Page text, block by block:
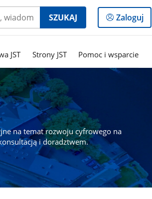
SZUKAJ
Logowanie
do
Zaloguj
JST Strony JST Pomoc i wsparcie
na temat rozwoju cyfrowego na
i doradztwem.